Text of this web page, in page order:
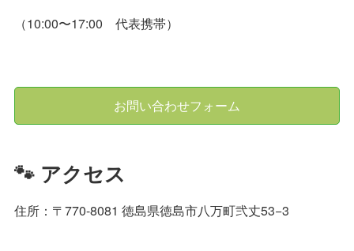
（10:00〜17:00 代表携帯）
お問い合わせフォーム
🐾 アクセス
住所：〒770-8081 徳島県徳島市八万町弐丈53−3